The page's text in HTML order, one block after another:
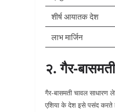
शीर्ष आयातक देश
लाभ मार्जिन
२. गैर-
गैर-बासमती चावल साधारण
एशिया के देश इसे पसंद करते